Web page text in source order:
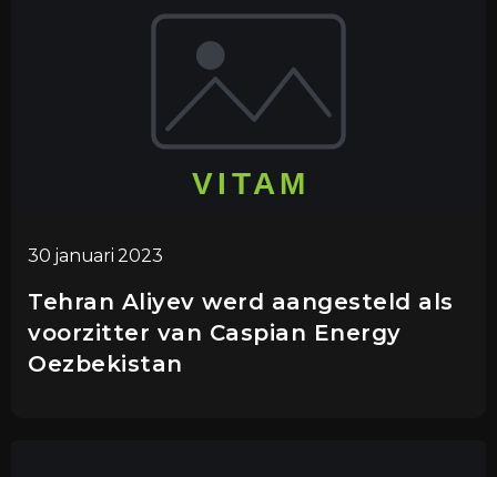
30 januari 2023
Tehran Aliyev werd aangesteld als
voorzitter van Caspian Energy
Oezbekistan